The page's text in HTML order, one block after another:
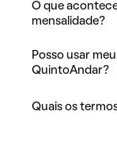
O que
mensalidade?
Posso usar
QuintoAndar?
Quais os